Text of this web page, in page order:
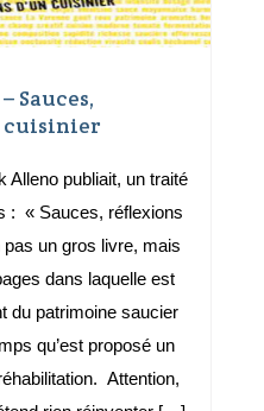
Sauces,
cuisinier
Alleno publiait, un traité
: « Sauces, réflexions
pas un gros livre, mais
dans laquelle est
du patrimoine saucier
qu’est proposé un
Attention,